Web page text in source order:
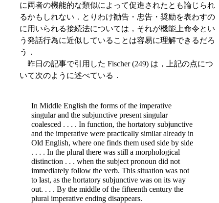
に両者の機能的な類似によって促進されたとも論じられ
るかもしれない．とりわけ勧告・忠告・奨励を表わすの
に用いられる接続法については，それが機能上命令とい
う発話行為に近似していることは容易に理解できるだろ
う．
昨日の記事で引用した Fischer (249) は，上記の点につ
いて次のように述べている．
In Middle English the forms of the imperative
singular and the subjunctive present singular
coalesced . . . . In function, the hortatory subjunctive
and the imperative were practically similar already in
Old English, where one finds them used side by side
. . . . In the plural there was still a morphological
distinction . . . when the subject pronoun did not
immediately follow the verb. This situation was not
to last, as the hortatory subjunctive was on its way
out. . . . By the middle of the fifteenth century the
plural imperative ending disappears.